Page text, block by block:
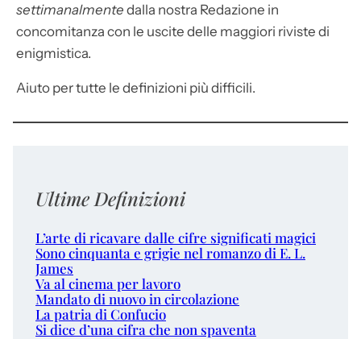
settimanalmente dalla nostra Redazione in
concomitanza con le uscite delle maggiori riviste di
enigmistica.
Aiuto per tutte le definizioni più difficili.
Ultime Definizioni
L’arte di ricavare dalle cifre significati magici
Sono cinquanta e grigie nel romanzo di E. L.
James
Va al cinema per lavoro
Mandato di nuovo in circolazione
La patria di Confucio
Si dice d’una cifra che non spaventa